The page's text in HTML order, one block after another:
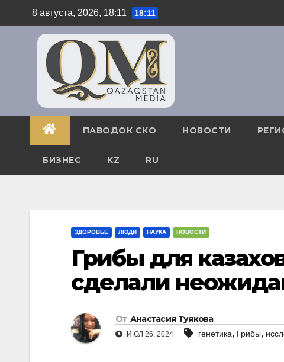
Перейти
к
содержимому
8 августа, 2026, 18:11 18:11
ПАВОДОК СКО НОВОСТИ
БИЗНЕС KZ RU
ЗДОРОВЬЕ ЛЮДИ НАУКА НОВОСТИ
Грибы для
сделали
От Анастасия Туякова
ИЮЛ 26, 2024 генетика, Грибы,